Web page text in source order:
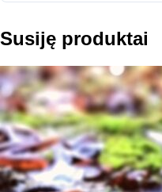
Susiję produktai